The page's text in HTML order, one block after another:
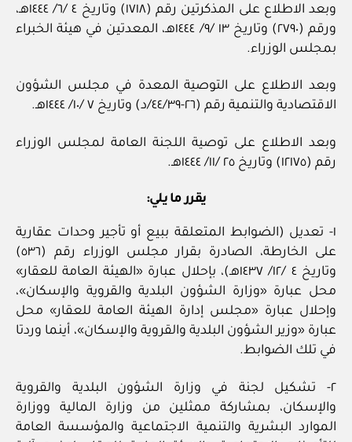
وبعد الاطلاع على المذكرتين رقم (١٧١٨) وتاريخ ٤ /٦/ ١٤٤٤هـ،
ورقم (٢٧٩٠) وتاريخ ١٣ /٩/ ١٤٤٤هـ، المعدتين في هيئة الخبراء
بمجلس الوزراء.
وبعد الاطلاع على التوصية المعدة في مجلس الشؤون
الاقتصادية والتنمية رقم (٢٦-٤٤/٣٩/د) وتاريخ ٧ /١٠/ ١٤٤٤هـ.
وبعد الاطلاع على توصية اللجنة العامة لمجلس الوزراء
رقم (١٢١٧٥) وتاريخ ٢٥ /١١/ ١٤٤٤هـ.
يقرر ما يلي:
١- تعديل (الضوابط المتعلقة ببيع أو تأجير وحدات عقارية
على الخارطة، الصادرة بقرار مجلس الوزراء رقم (٥٣٦)
وتاريخ ٤ /١٢/ ١٤٣٧هـ)، بإحلال عبارة «الهيئة العامة للعقار»
محل عبارة «وزارة الشؤون البلدية والقروية والإسكان»،
وإحلال عبارة «مجلس إدارة الهيئة العامة للعقار» محل
عبارة «وزير الشؤون البلدية والقروية والإسكان»، أينما وردتا
في تلك الضوابط.
٢- تشكيل لجنة في وزارة الشؤون البلدية والقروية
والإسكان، بمشاركة ممثلين من وزارة المالية ووزارة
الموارد البشرية والتنمية الاجتماعية والمؤسسة العامة